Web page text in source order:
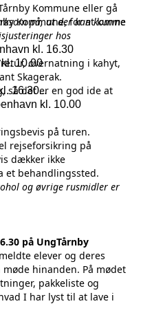
Kommune eller gå
Kommune, for at kunne
på, at der kan komme
hos
overnatning i kahyt,
Skagerak.
så det er en god ide at
kl. 16.30
10.00
16.30
kl. 10.00
på turen.
rejseforsikring på
dækker ikke
et behandlingssted.
og øvrige rusmidler er
på UngTårnby
elever og deres
hinanden. På mødet
pakkeliste og
I har lyst til at lave i